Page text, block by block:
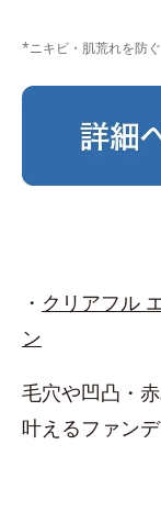
*ニキビ・肌荒れを防ぐ
・ クリアフル
ン
毛穴や凹凸・
叶えるファン